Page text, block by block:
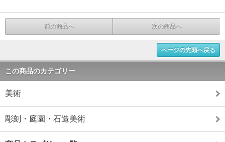
前の商品へ 次の商品へ
ページの先頭へ戻る
この商品のカテゴリー
美術
彫刻・庭園・石造美術